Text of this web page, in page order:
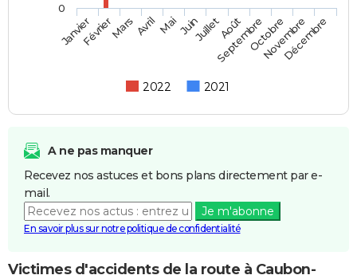
2022 2021
JanvierFévrierMars AvrilMaiJuinJuilletAoût
SeptembreOctobre
Novembre
Décembre
0
A ne pas manquer
Recevez nos astuces et bons plans directement par e-
mail.
Je m'abonne
En savoir plus sur notre politique de confidentialité
Victimes d'accidents de la route à Caubon-